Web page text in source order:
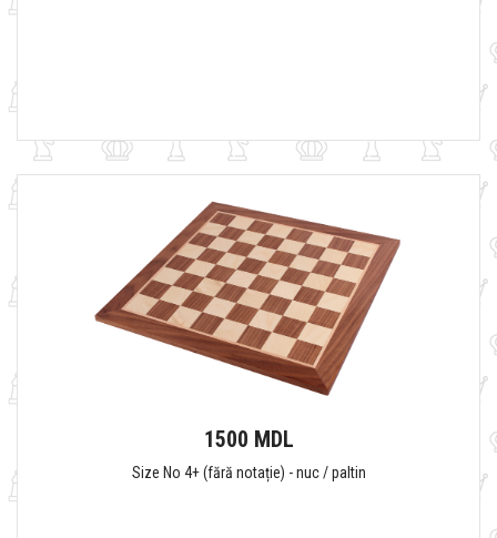
1500 MDL
Size No 4+ (fără notație) - nuc / paltin